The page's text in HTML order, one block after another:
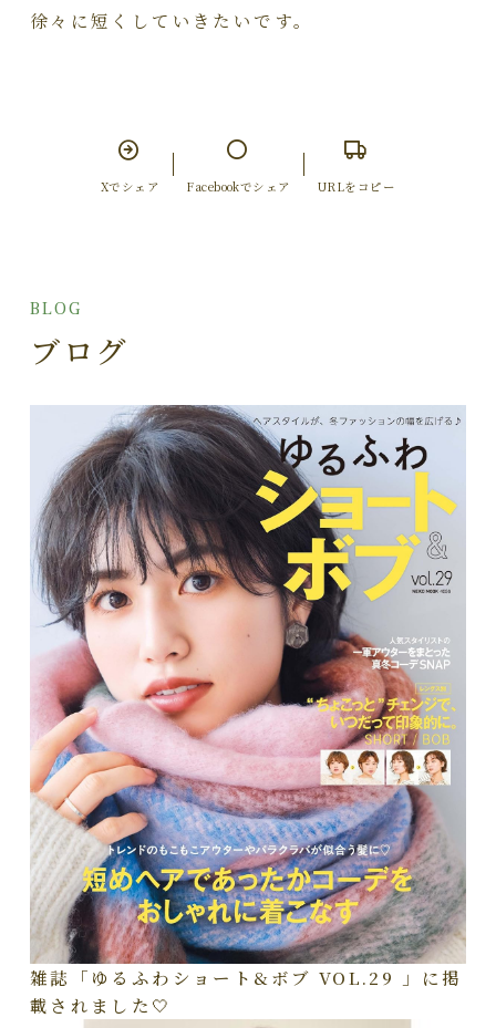
徐々に短くしていきたいです。
Xでシェア Facebookでシェア URLをコピー
BLOG
ブログ
雑誌「ゆるふわショート&ボブ VOL.29 」に掲
載されました🤍